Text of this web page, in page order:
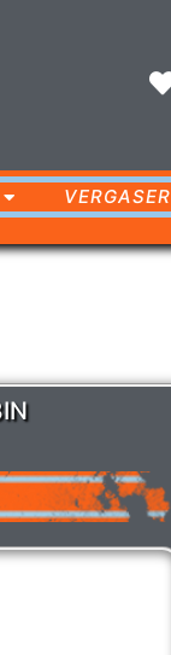
VERGASER